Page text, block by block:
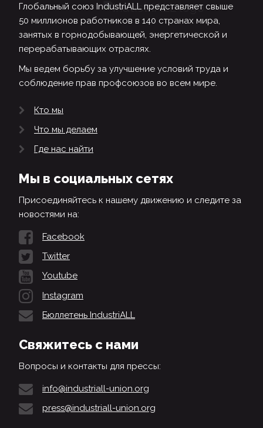
Глобальный союз IndustriALL представляет свыше
50 миллионов работников в 140 странах мира,
занятых в горнодобывающей, энергетической и
перерабатывающих отраслях.
Мы ведем борьбу за улучшение условий труда и
соблюдение прав профсоюзов во всем мире.
Кто мы
Что мы делаем
Где нас найти
Мы в социальных сетях
Присоединяйтесь к нашему движению и следите за
новостями на:
Facebook
Twitter
Youtube
Instagram
Бюллетень IndustriALL
Свяжитесь с нами
Вопросы и контакты для прессы:
info@industriall-union.org
press@industriall-union.org